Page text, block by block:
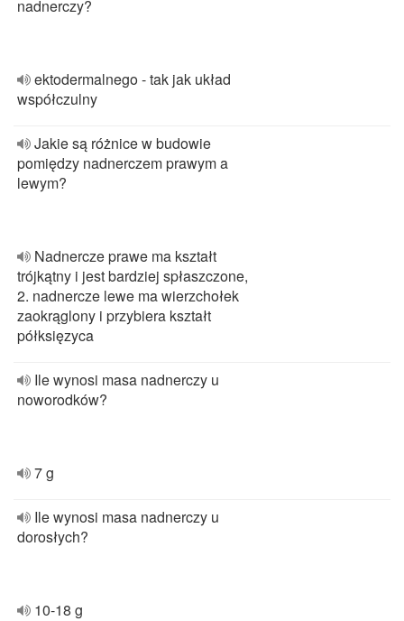
nadnerczy?
ektodermalnego - tak jak układ
współczulny
Jakie są różnice w budowie
pomiędzy nadnerczem prawym a
lewym?
Nadnercze prawe ma kształt
trójkątny i jest bardziej spłaszczone,
2. nadnercze lewe ma wierzchołek
zaokrąglony i przybiera kształt
półksięzyca
Ile wynosi masa nadnerczy u
noworodków?
7 g
Ile wynosi masa nadnerczy u
dorosłych?
10-18 g